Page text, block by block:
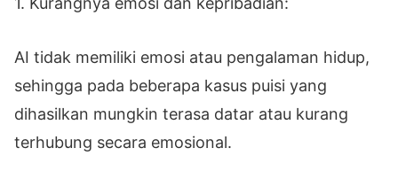
AI tidak memiliki emosi atau pengalaman hidup,
sehingga pada beberapa kasus puisi yang
dihasilkan mungkin terasa datar atau kurang
terhubung secara emosional.